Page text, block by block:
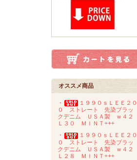
オススメ商品
・
１９９０ｓＬＥＥ２０
０ ストレート 先染ブラッ
クデニム ＵＳＡ製 ｗ４２
Ｌ３０ ＭＩＮＴ+++
・
１９９０ｓＬＥＥ２０
０ ストレート 先染ブラッ
クデニム ＵＳＡ製 ｗ４２
Ｌ２８ ＭＩＮＴ+++